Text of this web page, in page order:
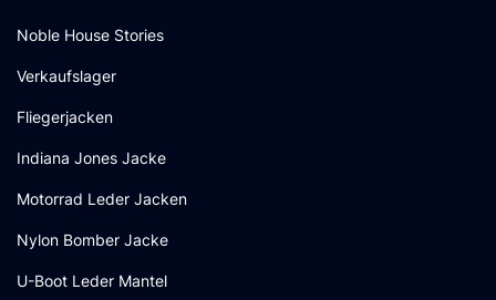
Noble House Stories
Verkaufslager
Fliegerjacken
Indiana Jones Jacke
Motorrad Leder Jacken
Nylon Bomber Jacke
U-Boot Leder Mantel